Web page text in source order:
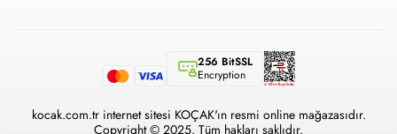
256 BitSSL
Encryption
kocak.com.tr internet sitesi KOÇAK'ın resmi online mağazasıdır.
Copyright © 2025. Tüm hakları saklıdır.